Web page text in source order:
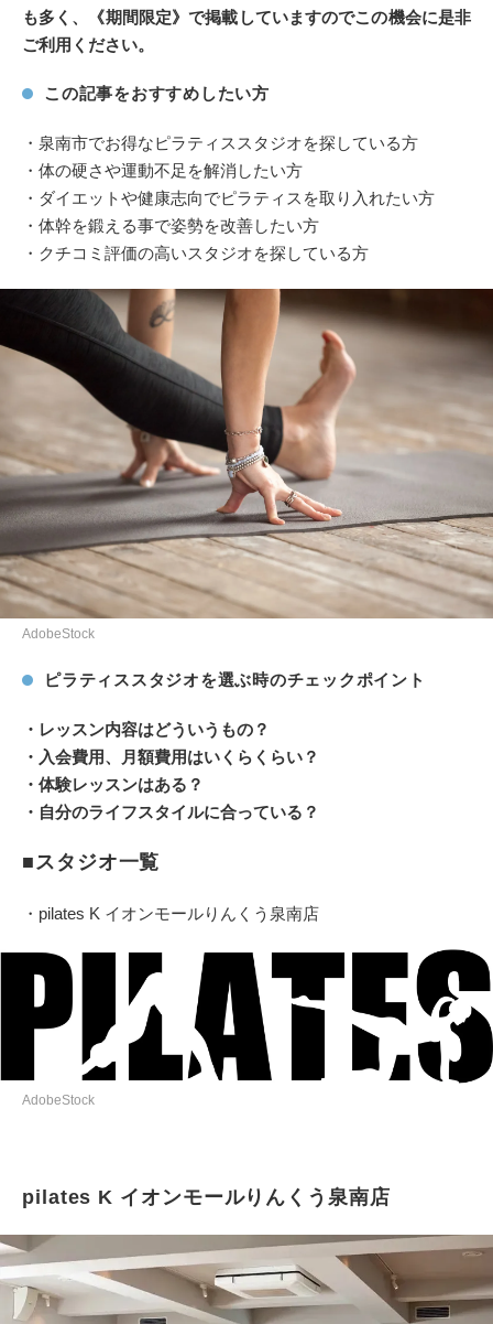
も多く、《期間限定》で掲載していますのでこの機会に是非
ご利用ください。
この記事をおすすめしたい方
・泉南市でお得なピラティススタジオを探している方
・体の硬さや運動不足を解消したい方
・ダイエットや健康志向でピラティスを取り入れたい方
・体幹を鍛える事で姿勢を改善したい方
・クチコミ評価の高いスタジオを探している方
AdobeStock
ピラティススタジオを選ぶ時のチェックポイント
・レッスン内容はどういうもの？
・入会費用、月額費用はいくらくらい？
・体験レッスンはある？
・自分のライフスタイルに合っている？
■スタジオ一覧
・pilates K イオンモールりんくう泉南店
AdobeStock
pilates K イオンモールりんくう泉南店